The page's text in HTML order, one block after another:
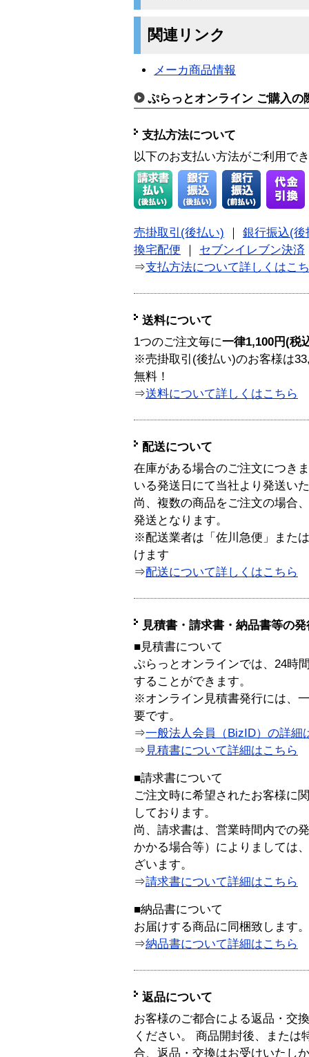
関連リンク
メーカ商品情報
ぷらっとオンライン ご購入の
支払方法について
以下のお支払い方法がご利用で
売掛取引(後払い)
銀行振込(後
換宅配便
セブンイレブン決済
⇒支払方法について詳しくはこ
送料について
1つのご注文毎に一律1,100円(税
※売掛取引(後払い)のお客様は
無料！
⇒送料について詳しくはこちら
配送について
在庫がある場合のご注文につき
いる発送日にて当社より発送い
尚、複数の商品をご注文の場合
発送となります。
※配送業者は「佐川急便」また
けます
⇒配送について詳しくはこちら
見積書・請求書・納品書等の
■見積書について
ぷらっとオンラインでは、24時
することができます。
※オンライン見積書発行には、
要です。
⇒一般法人会員（BizID）の詳細
⇒ 見積書について詳細はこちら
■請求書について
ご注文時に希望されたお客様に
しております。
尚、請求書は、営業時間内での
かかる場合等）によりましては
ざいます。
⇒請求書について詳細はこちら
■納品書について
お届けする商品に同梱致します。
⇒納品書について詳細はこちら
返品について
お客様のご都合による返品・交
ください。 商品開封後、または
合、返品・交換はお受けいたし